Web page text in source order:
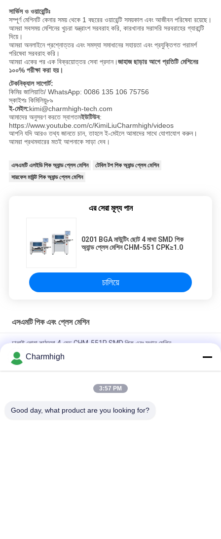
সার্ভিস ও ওয়ারেন্টিঃ
সম্পূর্ণ মেশিনটি কেনার সময় থেকে 1 বছরের ওয়ারেন্টি সময়কাল এবং আজীবন পরিষেবা রয়েছে।
আমরা সবসময় মেশিনের খুচরা যন্ত্রাংশ সরবরাহ করি, কারখানার সরাসরি সরবরাহের গ্যারান্টি
দিয়ে।
আমরা অনলাইনে প্রশ্নোত্তর এবং সমস্যা সমাধানের সহায়তা এবং প্রযুক্তিগত পরামর্শ
পরিষেবা সরবরাহ করি।
আমরা একের পর এক বিক্রয়োত্তর সেবা প্রদান।জাহাজ ছাড়ার আগে প্রতিটি মেশিনের
১০০% পরীক্ষা করা হয়।
টেকনিক্যাল সাপোর্ট:
কিমির জালিয়াতি/ WhatsApp: 0086 135 106 75756
স্কাইপঃ কিমিলিয়ু৮৯
ই-মেইল:kimi@charmhigh-tech.com
আমাদের অনুসরণ করতে স্বাগতমইউটিউব:
https://www.youtube.com/c/KimiLiuCharmhigh/videos
আপনি যদি আরও তথ্য জানতে চান, তাহলে ই-মেইলে আমাদের সাথে যোগাযোগ করুন।
আমরা প্রথমবারের মতই আপনাকে সাড়া দেব।
এসএমটি এলইডি পিক অ্যান্ড প্লেস মেশিন
টেবিল টপ পিক অ্যান্ড প্লেস মেশিন
সারফেস মাউন্ট পিক অ্যান্ড প্লেস মেশিন
এর সেরা মূল্য পান
0201 BGA মাউন্টিং ছোট 4 মাথা SMD পিক
অ্যান্ড প্লেস মেশিন CHM-551 CPK≥1.0
চালিয়ে
এসএমটি পিক এবং প্লেস মেশিন
ঢালাই লোহা কাঠামো 4-হেড CHM-551P SMD পিক এবং স্থান মেশিন
সংকীর্ণ নকশা উচ্চ নির্ভুলতা TC06 মডিউল এসএমটি পিক এবং স্থান মেশিন 6 মাথা সমর্থন
01005
চার্মহাই TM08 পিসিবিএ ম্যানুফ্যাকচারিং এসএমটি চিপ মাউন্টার প্লেসমেন্ট মেশিন
Charmhigh
3:57 PM
Good day, what product are you looking for?